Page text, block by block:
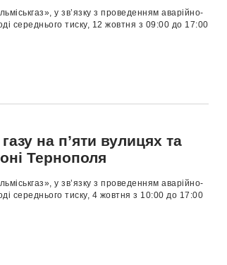
у зв’язку з проведенням аварійно-
середнього тиску, 12 жовтня з 09:00 до 17:00
на п’яти вулицях та
Тернополя
у зв’язку з проведенням аварійно-
середнього тиску, 4 жовтня з 10:00 до 17:00